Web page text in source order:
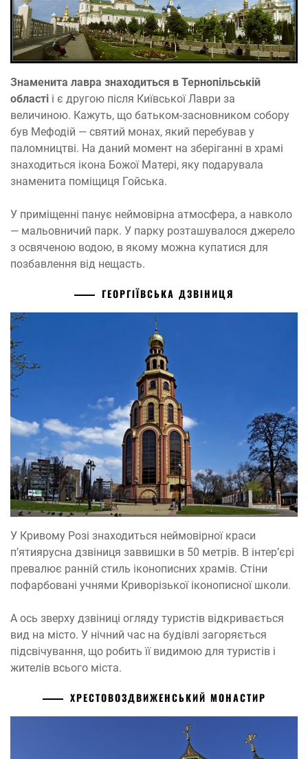
Знаменита лавра знаходиться в Тернопільській
області і є другою після Київської Лаври за
величиною. Кажуть, що батьком-засновником собору
був Мефодій — святий монах, який перебував у
паломництві. На даний момент на зберіганні в храмі
знаходиться ікона Божої Матері, яку подарувала
знаменита поміщиця Гойська.
У приміщенні панує неймовірна атмосфера, а навколо
— мальовничий парк. У парку розташувалося джерело
з освяченою водою, в якому можна купатися для
позбавлення від нещасть.
ГЕОРГІЇВСЬКА ДЗВІНИЦЯ
У Кривому Розі знаходиться неймовірної краси
п’ятиярусна дзвіниця заввишки в 50 метрів. В інтер’єрі
превалює ранній стиль іконописних храмів. Стіни
пофарбовані учнями Криворізької іконописної школи.
А ось зверху дзвіниці огляду туристів відкривається
вид на місто. У нічний час на будівлі загоряється
підсвічування, що робить її видимою для туристів і
жителів всього міста.
ХРЕСТОВОЗДВИЖЕНСЬКИЙ МОНАСТИР